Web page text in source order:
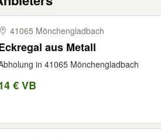
41065 Mönchengladbach
aus Metall
in 41065 Mönchengladbach
€ VB